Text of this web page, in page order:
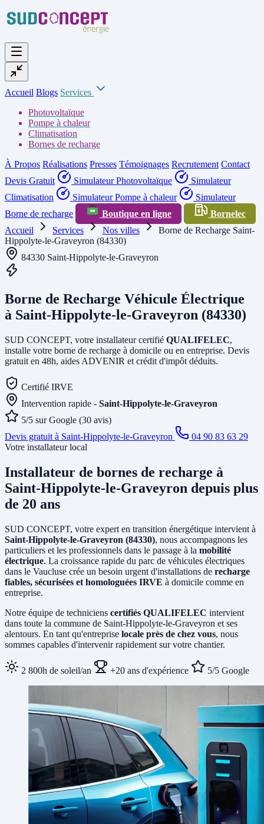
Accueil Blogs Services
Photovoltaïque
Pompe à chaleur
Climatisation
Bornes de recharge
À Propos Réalisations Presses Témoignages Recrutement Contact
Devis Gratuit
Simulateur Photovoltaïque
Simulateur
Climatisation
Simulateur Pompe à chaleur
Simulateur
Borne de recharge
Boutique en ligne
Bornelec
Accueil
Services Nos villes
Borne de Recharge Saint-
Hippolyte-le-Graveyron (84330)
84330 Saint-Hippolyte-le-Graveyron
Borne de Recharge Véhicule Électrique
à Saint-Hippolyte-le-Graveyron (84330)
SUD CONCEPT, votre installateur certifié QUALIFELEC,
installe votre borne de recharge à domicile ou en entreprise. Devis
gratuit en 48h, aides ADVENIR et crédit d'impôt déduits.
Certifié IRVE
Intervention rapide - Saint-Hippolyte-le-Graveyron
5/5 sur Google (30 avis)
Devis gratuit à Saint-Hippolyte-le-Graveyron
04 90 83 63 29
Votre installateur local
Installateur de bornes de recharge à
Saint-Hippolyte-le-Graveyron depuis plus
de 20 ans
SUD CONCEPT, votre expert en transition énergétique intervient à
Saint-Hippolyte-le-Graveyron (84330), nous accompagnons les
particuliers et les professionnels dans le passage à la mobilité
électrique. La croissance rapide du parc de véhicules électriques
dans le Vaucluse crée un besoin urgent d'installations de recharge
fiables, sécurisées et homologuées IRVE à domicile comme en
entreprise.
Notre équipe de techniciens certifiés QUALIFELEC intervient
dans toute la commune de Saint-Hippolyte-le-Graveyron et ses
alentours. En tant qu'entreprise locale près de chez vous, nous
sommes capables d'intervenir rapidement sur votre chantier.
2 800h de soleil/an +20 ans d'expérience 5/5 Google